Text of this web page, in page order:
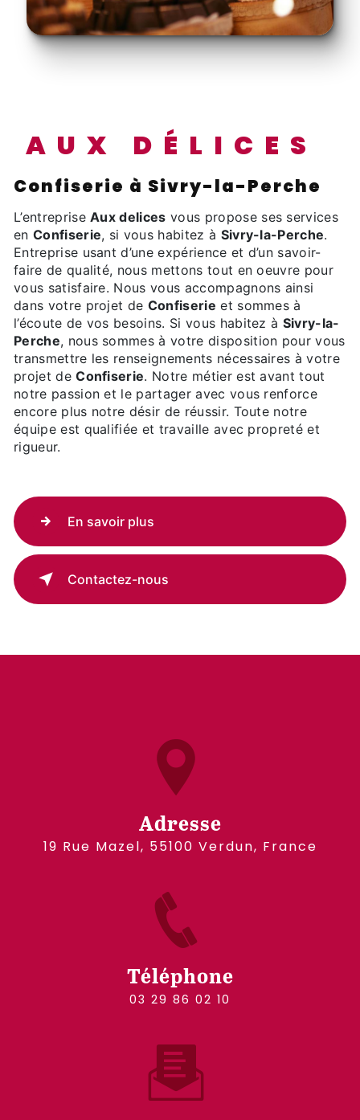
AUX DÉLICES
Confiserie à Sivry-la-Perche
L’entrepriseAux delices vous propose ses services
en Confiserie, si vous habitez à Sivry-la-Perche.
Entreprise usant d’une expérience et d’un savoir-
faire de qualité, nous mettons tout en oeuvre pour
vous satisfaire. Nous vous accompagnons ainsi
dans votre projet de Confiserie et sommes à
l’écoute de vos besoins. Si vous habitez à Sivry-la-
Perche, nous sommes à votre disposition pour vous
transmettre les renseignements nécessaires à votre
projet deConfiserie. Notre métier est avant tout
notre passion et le partager avec vous renforce
encore plus notre désir de réussir. Toute notre
équipe est qualifiée et travaille avec propreté et
rigueur.
En savoir plus
Contactez-nous
Adresse
19 Rue Mazel, 55100 Verdun, France
Téléphone
03 29 86 02 10